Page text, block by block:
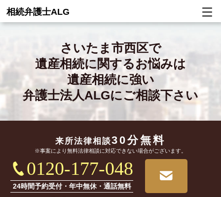
相続弁護士ALG
さいたま市西区で
遺産相続に関するお悩みは
遺産相続に強い
弁護士法人ALGにご相談下さい
来所法律相談30分無料
※事案により無料法律相談に対応できない場合がございます。
0120-177-048
24時間予約受付・年中無休・通話無料